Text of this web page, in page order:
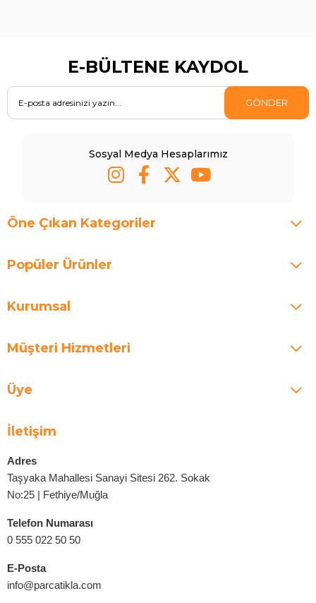
E-BÜLTENE KAYDOL
GÖNDER
Sosyal Medya Hesaplarımız
Öne Çıkan Kategoriler
Popüler Ürünler
Kurumsal
Müşteri Hizmetleri
Üye
İletişim
Adres
Taşyaka Mahallesi Sanayi Sitesi 262. Sokak
No:25 | Fethiye/Muğla
Telefon Numarası
0 555 022 50 50
E-Posta
info@parcatikla.com